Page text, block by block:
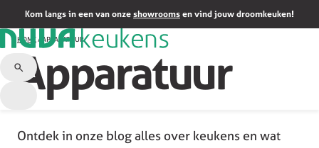
Kom langs in een van onze showrooms en vind jouw droomkeuken!
HOME/ APPARATUUR
Apparatuur
Ontdek in onze blog alles over keukens en wat